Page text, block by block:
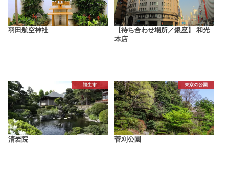
羽田航空神社
【待ち合わせ場所／銀座】 和光
本店
福生市
清岩院
東京の公園
菅刈公園